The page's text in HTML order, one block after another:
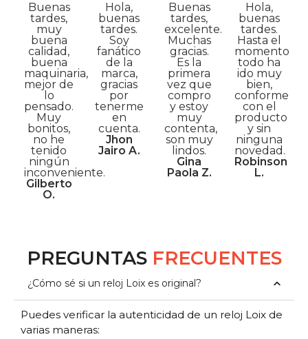
Buenas
tardes,
muy
buena
calidad,
buena
maquinaria,
mejor de
lo
pensado.
Muy
bonitos,
no he
tenido
ningún
inconveniente.
Gilberto
O.
Hola,
buenas
tardes.
Soy
fanático
de la
marca,
gracias
por
tenerme
en
cuenta.
Jhon
Jairo A.
Buenas
tardes,
excelente.
Muchas
gracias.
Es la
primera
vez que
compro
y estoy
muy
contenta,
son muy
lindos.
Gina
Paola Z.
Hola,
buenas
tardes.
Hasta el
momento
todo ha
ido muy
bien,
conforme
con el
producto
y sin
ninguna
novedad.
Robinson
L.
PREGUNTAS FRECUENTES
¿Cómo sé si un reloj Loix es original?
Puedes verificar la autenticidad de un reloj Loix de
varias maneras: